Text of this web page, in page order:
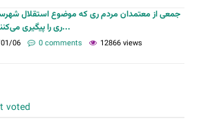
جمعی از معتمدان مردم ری که موضوع استقلال
ری را پیگیری می‌کنند، با آیت...
06 0 comments 12866 views
voted